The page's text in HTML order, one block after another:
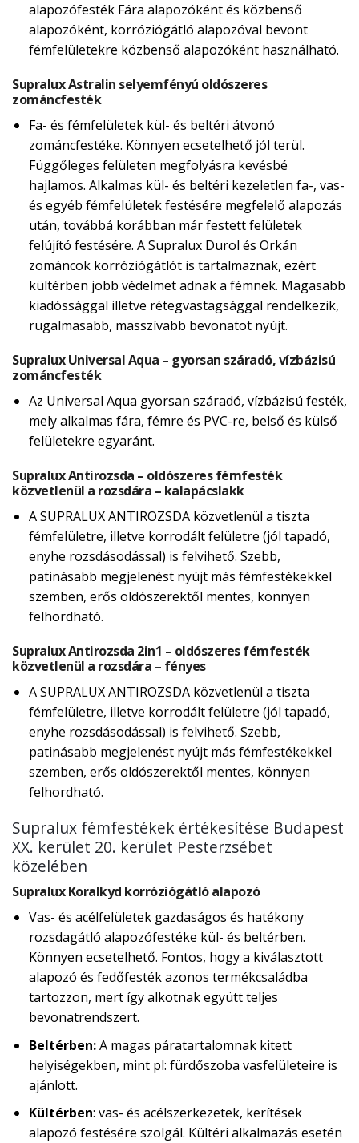
alapozófesték Fára alapozóként és közbenső
alapozóként, korróziógátló alapozóval bevont
fémfelületekre közbenső alapozóként használható.
Supralux Astralin selyemfényú oldószeres
zománcfesték
Fa- és fémfelületek kül- és beltéri átvonó
zománcfestéke. Könnyen ecsetelhető jól terül.
Függőleges felületen megfolyásra kevésbé
hajlamos. Alkalmas kül- és beltéri kezeletlen fa-, vas-
és egyéb fémfelületek festésére megfelelő alapozás
után, továbbá korábban már festett felületek
felújító festésére. A Supralux Durol és Orkán
zománcok korróziógátlót is tartalmaznak, ezért
kültérben jobb védelmet adnak a fémnek. Magasabb
kiadóssággal illetve rétegvastagsággal rendelkezik,
rugalmasabb, masszívabb bevonatot nyújt.
Supralux Universal Aqua – gyorsan száradó, vízbázisú
zománcfesték
Az Universal Aqua gyorsan száradó, vízbázisú festék,
mely alkalmas fára, fémre és PVC-re, belső és külső
felületekre egyaránt.
Supralux Antirozsda – oldószeres fémfesték
közvetlenül a rozsdára – kalapácslakk
A SUPRALUX ANTIROZSDA közvetlenül a tiszta
fémfelületre, illetve korrodált felületre (jól tapadó,
enyhe rozsdásodással) is felvihető. Szebb,
patinásabb megjelenést nyújt más fémfestékekkel
szemben, erős oldószerektől mentes, könnyen
felhordható.
Supralux Antirozsda 2in1 – oldószeres fémfesték
közvetlenül a rozsdára – fényes
A SUPRALUX ANTIROZSDA közvetlenül a tiszta
fémfelületre, illetve korrodált felületre (jól tapadó,
enyhe rozsdásodással) is felvihető. Szebb,
patinásabb megjelenést nyújt más fémfestékekkel
szemben, erős oldószerektől mentes, könnyen
felhordható.
Supralux fémfestékek értékesítése Budapest
XX. kerület 20. kerület Pesterzsébet
közelében
Supralux Koralkyd korróziógátló alapozó
Vas- és acélfelületek gazdaságos és hatékony
rozsdagátló alapozófestéke kül- és beltérben.
Könnyen ecsetelhető. Fontos, hogy a kiválasztott
alapozó és fedőfesték azonos termékcsaládba
tartozzon, mert így alkotnak együtt teljes
bevonatrendszert.
Beltérben:A magas páratartalomnak kitett
helyiségekben, mint pl: fürdőszoba vasfelületeire is
ajánlott.
Kültérben: vas- és acélszerkezetek, kerítések
alapozó festésére szolgál. Kültéri alkalmazás esetén